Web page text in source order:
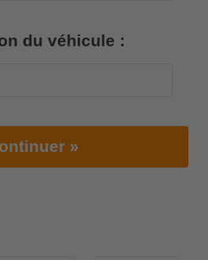
du véhicule :
»